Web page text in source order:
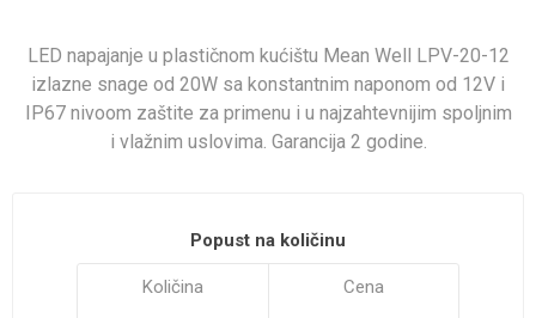
LED napajanje u plastičnom kućištu Mean Well LPV-20-12
izlazne snage od 20W sa konstantnim naponom od 12V i
IP67 nivoom zaštite za primenu i u najzahtevnijim spoljnim
i vlažnim uslovima. Garancija 2 godine.
Popust na količinu
Količina Cena